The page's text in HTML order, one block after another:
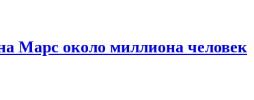
Марс около миллиона человек